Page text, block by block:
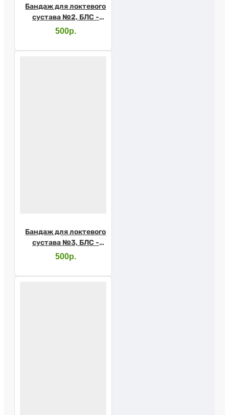
Бандаж для локтевого
сустава №2, БЛС -
"ЦК"
500р.
Бандаж для локтевого
сустава №3, БЛС -
"ЦК"
500р.